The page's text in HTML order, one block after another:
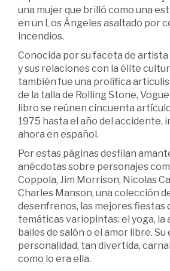
una mujer que brilló como una
en un Los Ángeles asaltado por
incendios.
Conocida por su faceta de artista
y sus relaciones con la élite
también fue una prolífica
de la talla de Rolling Stone,
libro se reúnen cincuenta
1975 hasta el año del accidente,
ahora en español.
Por estas páginas desfilan
anécdotas sobre personajes
Coppola, Jim Morrison, Nicolas
Charles Manson, una colección
desenfrenos, las mejores fiestas
temáticas variopintas: el yoga, la
bailes de salón o el amor libre.
personalidad, tan divertida,
como lo era ella.